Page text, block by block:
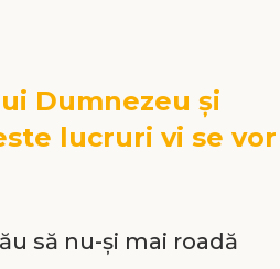
Dumnezeu şi
lucruri vi se vor
să nu-şi mai roadă